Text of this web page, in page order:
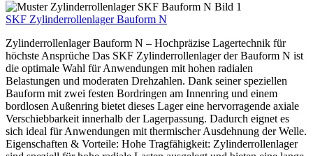
SKF Zylinderrollenlager Bauform N
Zylinderrollenlager Bauform N – Hochpräzise Lagertechnik für
höchste Ansprüche Das SKF Zylinderrollenlager der Bauform N ist
die optimale Wahl für Anwendungen mit hohen radialen
Belastungen und moderaten Drehzahlen. Dank seiner speziellen
Bauform mit zwei festen Bordringen am Innenring und einem
bordlosen Außenring bietet dieses Lager eine hervorragende axiale
Verschiebbarkeit innerhalb der Lagerpassung. Dadurch eignet es
sich ideal für Anwendungen mit thermischer Ausdehnung der Welle.
Eigenschaften & Vorteile: Hohe Tragfähigkeit: Zylinderrollenlager